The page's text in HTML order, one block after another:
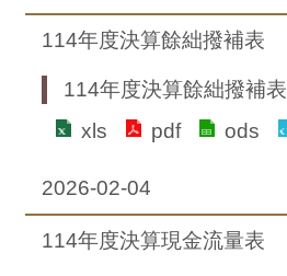
114年度決算餘絀撥補表
114年度決算餘絀撥補表
xls
pdf ods
2026-02-04
114年度決算現金流量表